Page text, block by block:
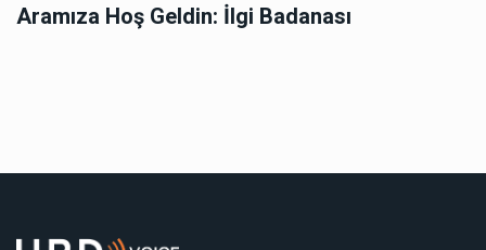
Aramıza Hoş Geldin: İlgi Badanası